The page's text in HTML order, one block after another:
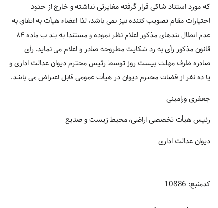
که مورد استناد شاکی قرار گرفته مغایرتی نداشته و خارج از حدود
اختیارات مقام تصویب کننده نیز نمی باشد، لذا اعضاء هیأت به اتفاق به
عدم ابطال بندهای مذکور اعلام نظر نموده و مستندا به بند ب ماده ۸۴
قانون مذکور رأی به رد شکایت مطروحه صادر و اعلام می نماید. رأی
صادره ظرف مهلت بیست روز توسط رئیس محترم دیوان عدالت اداری و
یا ده نفر از قضات محترم دیوان در هیأت عمومی قابل اعتراض می باشد.
جعفری ورامینی
رئیس هیأت تخصصی اراضی، محیط زیست و صنایع
دیوان عدالت اداری
کدمنبع: 10886